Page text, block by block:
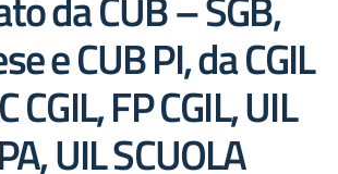
e CUB PI, da CGIL
CGIL, FP CGIL, UIL
UIL SCUOLA